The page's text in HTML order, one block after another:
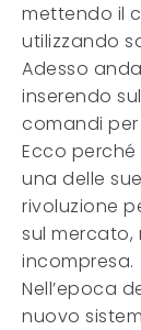
mettendo il
utilizzando
Adesso
inserendo
comandi
Ecco
una delle
rivoluzione
sul mercato,
incompresa.
Nell’epoca
nuovo